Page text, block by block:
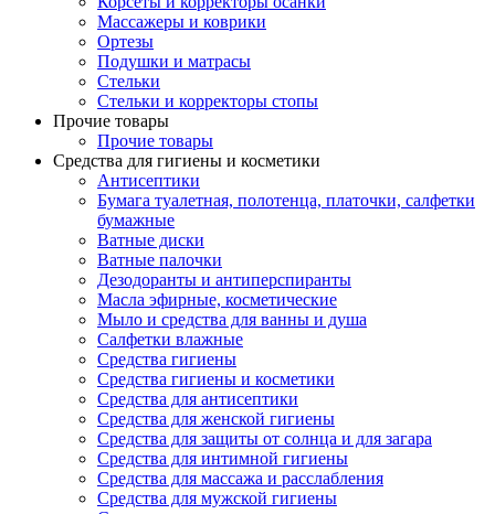
Массажеры и коврики
Ортезы
Подушки и матрасы
Стельки
Стельки и корректоры стопы
Прочие товары
Прочие товары
Средства для гигиены и косметики
Антисептики
Бумага туалетная, полотенца, платочки, салфетки
бумажные
Ватные диски
Ватные палочки
Дезодоранты и антиперспиранты
Масла эфирные, косметические
Мыло и средства для ванны и душа
Салфетки влажные
Средства гигиены
Средства гигиены и косметики
Средства для антисептики
Средства для женской гигиены
Средства для защиты от солнца и для загара
Средства для интимной гигиены
Средства для массажа и расслабления
Средства для мужской гигиены